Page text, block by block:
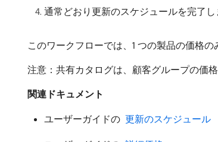
通常どおり更新のスケジュールを完了し
このワークフローでは、1 つの製品の価格
注意：共有カタログは、顧客グループの価格
関連ドキュメント
ユーザーガイドの 更新のスケジュール